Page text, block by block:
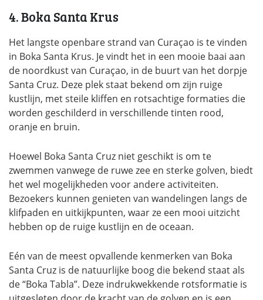
4. Boka Santa Krus
Het langste openbare strand van Curaçao is te vinden
in Boka Santa Krus. Je vindt het in een mooie baai aan
de noordkust van Curaçao, in de buurt van het dorpje
Santa Cruz. Deze plek staat bekend om zijn ruige
kustlijn, met steile kliffen en rotsachtige formaties die
worden geschilderd in verschillende tinten rood,
oranje en bruin.
Hoewel Boka Santa Cruz niet geschikt is om te
zwemmen vanwege de ruwe zee en sterke golven, biedt
het wel mogelijkheden voor andere activiteiten.
Bezoekers kunnen genieten van wandelingen langs de
klifpaden en uitkijkpunten, waar ze een mooi uitzicht
hebben op de ruige kustlijn en de oceaan.
Eén van de meest opvallende kenmerken van Boka
Santa Cruz is de natuurlijke boog die bekend staat als
de “Boka Tabla”. Deze indrukwekkende rotsformatie is